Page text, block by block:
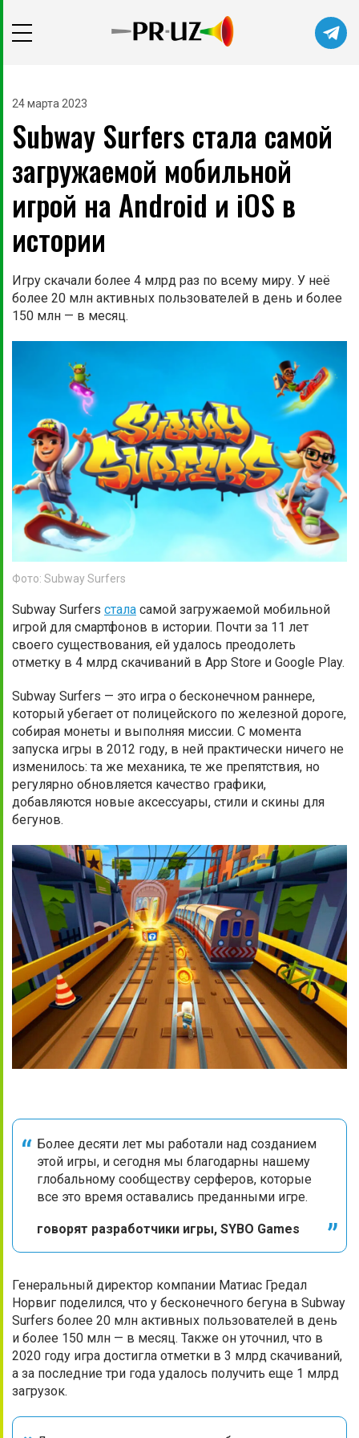
Не сейчас Подписаться
24 марта 2023
Subway Surfers стала самой
загружаемой мобильной
игрой на Android и iOS в
истории
Игру скачали более 4 млрд раз по всему миру. У неё
более 20 млн активных пользователей в день и более
150 млн — в месяц.
Фото: Subway Surfers
Subway Surfers стала самой загружаемой мобильной
игрой для смартфонов в истории. Почти за 11 лет
своего существования, ей удалось преодолеть
отметку в 4 млрд скачиваний в App Store и Google Play.
Subway Surfers — это игра о бесконечном раннере,
который убегает от полицейского по железной дороге,
собирая монеты и выполняя миссии. С момента
запуска игры в 2012 году, в ней практически ничего не
изменилось: та же механика, те же препятствия, но
регулярно обновляется качество графики,
добавляются новые аксессуары, стили и скины для
бегунов.
Более десяти лет мы работали над созданием
этой игры, и сегодня мы благодарны нашему
глобальному сообществу серферов, которые
все это время оставались преданными игре.
говорят разработчики игры, SYBO Games
Генеральный директор компании Матиас Гредал
Норвиг поделился, что у бесконечного бегуна в Subway
Surfers более 20 млн активных пользователей в день
и более 150 млн — в месяц. Также он уточнил, что в
2020 году игра достигла отметки в 3 млрд скачиваний,
а за последние три года удалось получить еще 1 млрд
загрузок.